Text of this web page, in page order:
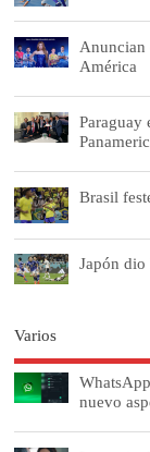
Anuncian
América
Paraguay
Brasil
Japón dio
Varios
nuevo